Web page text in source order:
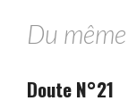
Du
Doute N°21